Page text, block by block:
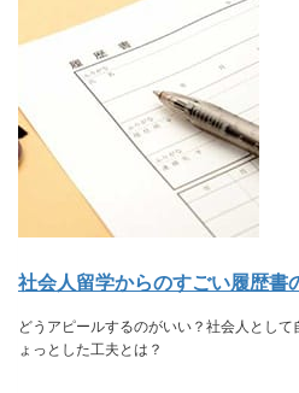
社会人留学からのすごい履歴書
どうアピールするのがいい？社会人とし
ょっとした工夫とは？